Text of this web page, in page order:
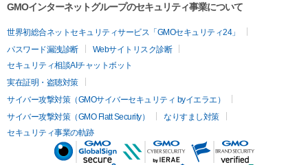
GMOインターネットグループのセキュリティ事業について
世界初総合ネットセキュリティサービス「GMOセキュリティ24」
パスワード漏洩診断
Webサイトリスク診断
セキュリティ相談AIチャットボット
実在証明・盗聴対策
サイバー攻撃対策（GMOサイバーセキュリティ byイエラエ）
サイバー攻撃対策（GMO Flatt Security）
なりすまし対策
セキュリティ事業の軌跡